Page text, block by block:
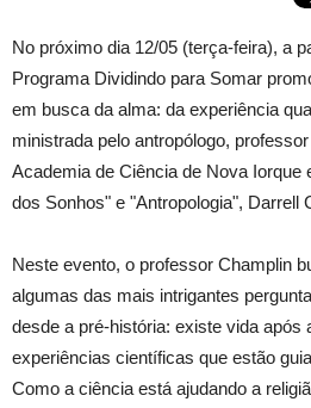
No próximo dia 12/05 (terça-feira), a
Programa Dividindo para Somar
em busca da alma: da experiência
ministrada pelo antropólogo,
Academia de Ciência de Nova Iorque
dos Sonhos" e "Antropologia", Darrell
Neste evento, o professor Champlin
algumas das mais intrigantes
desde a pré-história: existe vida após
experiências científicas que estão
Como a ciência está ajudando a